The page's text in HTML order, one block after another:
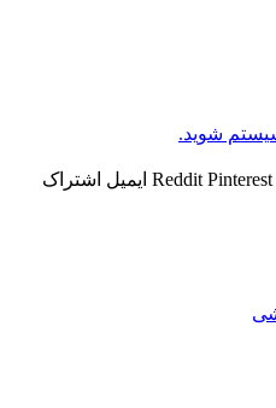
شوید.
Reddit ایمیل اشتراک